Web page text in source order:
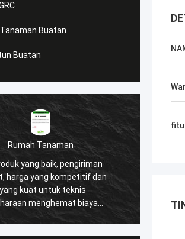
Buatan
Buatan
dan
biaya
Kami memilih
setelah pencarian yang
produk mereka yang
besar terhadap detail,
pelanggan yang tinggi.